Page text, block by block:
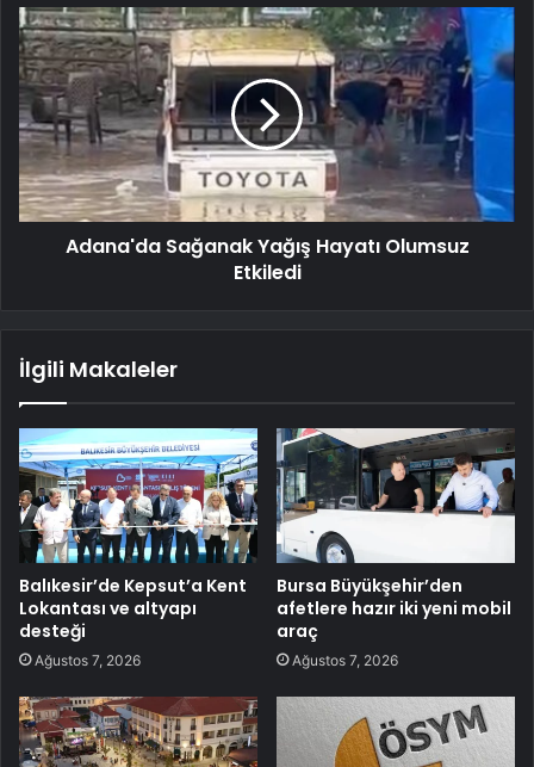
Adana'da Sağanak Yağış Hayatı Olumsuz
Etkiledi
İlgili Makaleler
Balıkesir’de Kepsut’a Kent
Lokantası ve altyapı
desteği
Ağustos 7, 2026
Bursa Büyükşehir’den
afetlere hazır iki yeni mobil
araç
Ağustos 7, 2026